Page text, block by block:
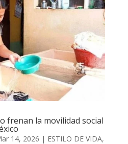
frenan la movilidad social
14, 2026 | ESTILO DE VIDA,